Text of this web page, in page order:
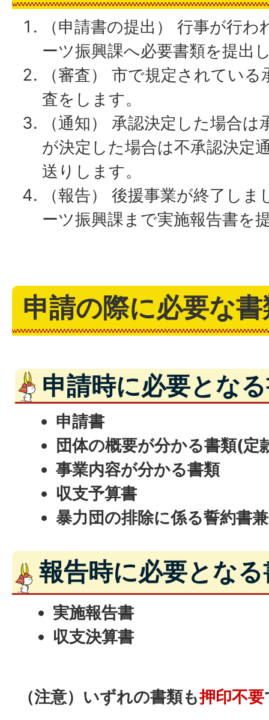
（申請書の提出） 行事が行わ
ーツ振興課へ必要書類を提出
（審査） 市で規定されてい
査をします。
（通知） 承認決定した場合
が決定した場合は不承認決定
送りします。
（報告） 後援事業が終了し
ーツ振興課まで実施報告書を
申請の際に必要な書
申請時に必要とな
申請書
団体の概要が分かる書類(定
事業内容が分かる書類
収支予算書
暴力団の排除に係る誓約書
報告時に必要とな
実施報告書
収支決算書
（注意）いずれの書類も押印不要